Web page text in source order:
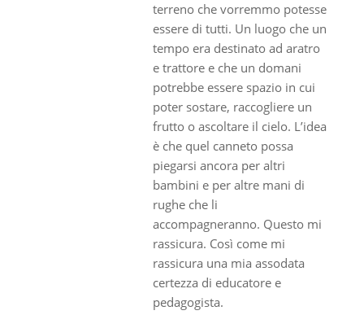
terreno che vorremmo potesse
essere di tutti. Un luogo che un
tempo era destinato ad aratro
e trattore e che un domani
potrebbe essere spazio in cui
poter sostare, raccogliere un
frutto o ascoltare il cielo. L’idea
è che quel canneto possa
piegarsi ancora per altri
bambini e per altre mani di
rughe che li
accompagneranno. Questo mi
rassicura. Così come mi
rassicura una mia assodata
certezza di educatore e
pedagogista.